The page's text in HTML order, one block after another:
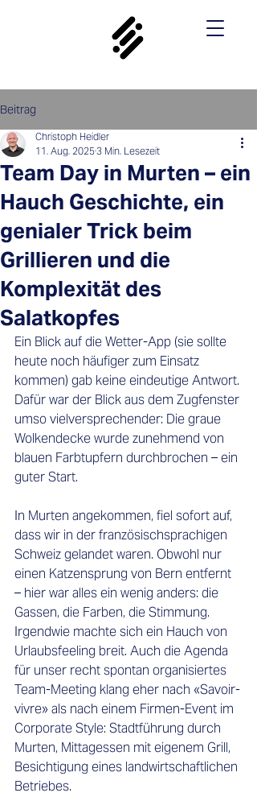
Beitrag
Team Day in Murten – ein
Hauch Geschichte, ein
genialer Trick beim
Grillieren und die
Komplexität des
Salatkopfes
Christoph Heidler
11. Aug. 2025 3 Min. Lesezeit
Ein Blick auf die Wetter-App (sie sollte
heute noch häufiger zum Einsatz
kommen) gab keine eindeutige Antwort.
Dafür war der Blick aus dem Zugfenster
umso vielversprechender: Die graue
Wolkendecke wurde zunehmend von
blauen Farbtupfern durchbrochen – ein
guter Start.
In Murten angekommen, fiel sofort auf,
dass wir in der französischsprachigen
Schweiz gelandet waren. Obwohl nur
einen Katzensprung von Bern entfernt
– hier war alles ein wenig anders: die
Gassen, die Farben, die Stimmung.
Irgendwie machte sich ein Hauch von
Urlaubsfeeling breit. Auch die Agenda
für unser recht spontan organisiertes
Team-Meeting klang eher nach «Savoir-
vivre» als nach einem Firmen-Event im
Corporate Style: Stadtführung durch
Murten, Mittagessen mit eigenem Grill,
Besichtigung eines landwirtschaftlichen
Betriebes.